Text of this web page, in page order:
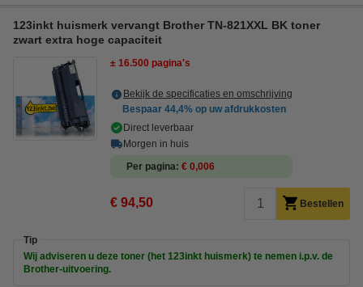
123inkt huismerk vervangt Brother TN-821XXL BK toner
zwart extra hoge capaciteit
± 16.500 pagina's
Bekijk de specificaties en omschrijving
Bespaar 44,4% op uw afdrukkosten
Direct leverbaar
Morgen in huis
Per pagina € 0,006
€ 94,50 Bestellen
Tip
Wij adviseren u deze toner (het 123inkt huismerk) te nemen i.p.v. de
Brother-uitvoering.